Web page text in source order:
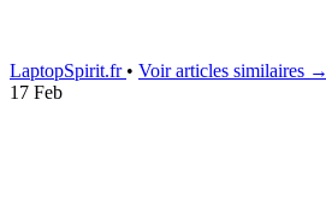
LaptopSpirit.fr • Voir articles similaires →
17 Feb